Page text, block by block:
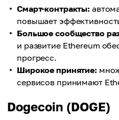
Смарт-контракты:
повышает
Большое сообщество
и развитие Ethereum
прогресс.
Широкое принятие:
сервисов принимают
Dogecoin (DOGE)